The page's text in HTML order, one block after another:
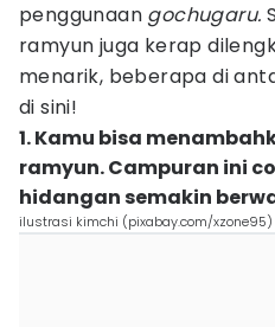
penggunaan gochugaru.
ramyun juga kerap
menarik, beberapa di
di sini!
1. Kamu bisa
ramyun. Campuran ini
hidangan semakin
ilustrasi kimchi (pixabay.com/xzone95)